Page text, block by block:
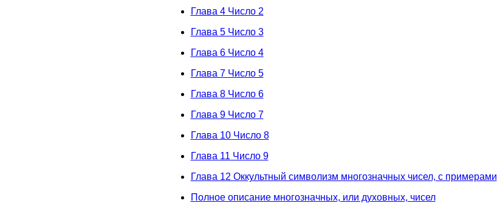
Глава 4 Число 2
Глава 5 Число 3
Глава 6 Число 4
Глава 7 Число 5
Глава 8 Число 6
Глава 9 Число 7
Глава 10 Число 8
Глава 11 Число 9
Глава 12 Оккультный символизм многозначных чисел, с примерами
Полное описание многозначных, или духовных, чисел